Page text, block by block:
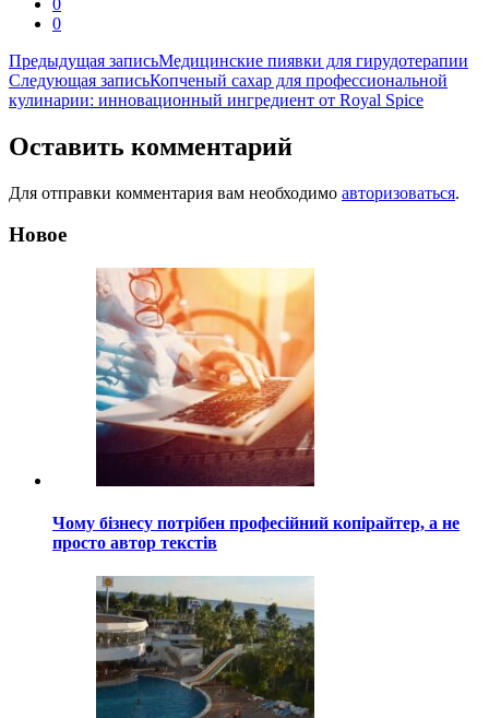
0
Навигация
по
Предыдущая записьМедицинские пиявки для гирудотерапии
Следующая записьКопченый сахар для профессиональной
кулинарии: инновационный ингредиент от Royal Spice
Оставить комментарий
Для отправки комментария вам необходимо авторизоваться.
Новое
Чому бізнесу потрібен професійний копірайтер, а не
просто автор текстів